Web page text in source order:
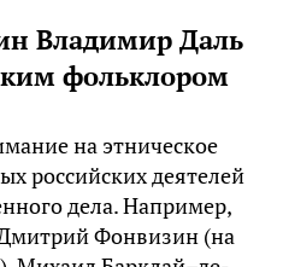
Владимир Даль
фольклором
на этническое
российских деятелей
дела. Например,
Фонвизин (на